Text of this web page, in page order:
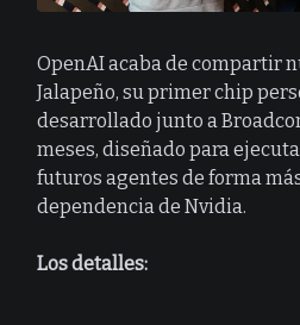
OpenAI acaba de compartir
Jalapeño, su primer chip
desarrollado junto a
meses, diseñado para
futuros agentes de forma
dependencia de Nvidia.
Los detalles: